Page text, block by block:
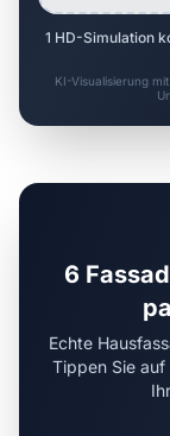
1 HD-Simulation
KI-Visualisierung
6
Echte
Tippen Sie